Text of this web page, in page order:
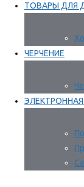
ТОВАРЫ ДЛЯ
ЧЕРЧЕНИЕ